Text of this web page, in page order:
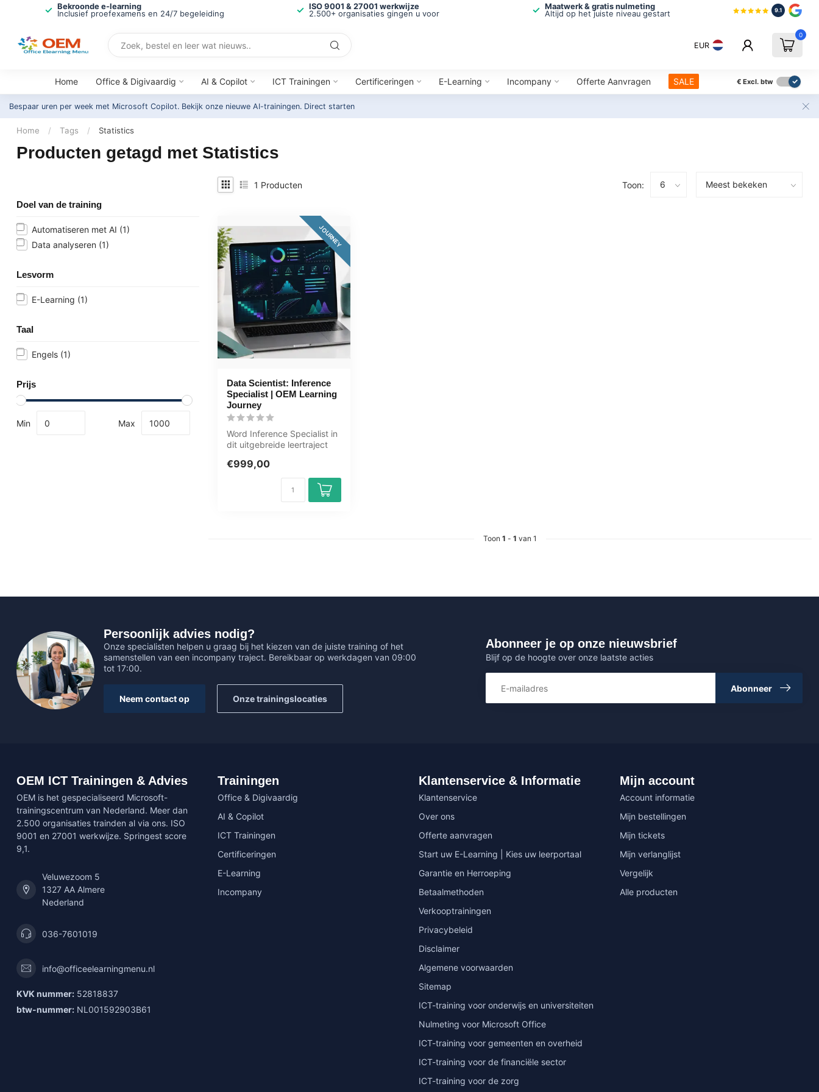
Bekroonde e-learning
Inclusief proefexamens en 24/7 begeleiding
ISO 9001 & 27001 werkwijze
2.500+ organisaties gingen u voor
Maatwerk & gratis nulmeting
Altijd op het juiste niveau gestart
9.1
EUR
0
Home Office & Digivaardig AI & Copilot ICT Trainingen Certificeringen E-Learning Incompany Offerte Aanvragen SALE € Excl. btw
Bespaar uren per week met Microsoft Copilot. Bekijk onze nieuwe AI-trainingen. Direct starten
Home / Tags / Statistics
Producten getagd met Statistics
Doel van de training
Automatiseren met AI (1)
Data analyseren (1)
Lesvorm
E-Learning (1)
Taal
Engels (1)
Prijs
Min Max
1 Producten Toon:
JOURNEY
Data Scientist: Inference
Specialist | OEM Learning
Journey
Word Inference Specialist in
dit uitgebreide leertraject
€999,00
Toon 1 - 1 van 1
Persoonlijk advies nodig?
Onze specialisten helpen u graag bij het kiezen van de juiste training of het
samenstellen van een incompany traject. Bereikbaar op werkdagen van 09:00
tot 17:00.
Neem contact op Onze trainingslocaties
Abonneer je op onze nieuwsbrief
Blijf op de hoogte over onze laatste acties
Abonneer
OEM ICT Trainingen & Advies
OEM is het gespecialiseerd Microsoft-
trainingscentrum van Nederland. Meer dan
2.500 organisaties trainden al via ons. ISO
9001 en 27001 werkwijze. Springest score
9,1.
Veluwezoom 5
1327 AA Almere
Nederland
036-7601019
info@officeelearningmenu.nl
KVK nummer: 52818837
btw-nummer: NL001592903B61
Trainingen
Office & Digivaardig
AI & Copilot
ICT Trainingen
Certificeringen
E-Learning
Incompany
Klantenservice & Informatie
Klantenservice
Over ons
Offerte aanvragen
Start uw E-Learning | Kies uw leerportaal
Garantie en Herroeping
Betaalmethoden
Verkooptrainingen
Privacybeleid
Disclaimer
Algemene voorwaarden
Sitemap
ICT-training voor onderwijs en universiteiten
Nulmeting voor Microsoft Office
ICT-training voor gemeenten en overheid
ICT-training voor de financiële sector
ICT-training voor de zorg
Mijn account
Account informatie
Mijn bestellingen
Mijn tickets
Mijn verlanglijst
Vergelijk
Alle producten